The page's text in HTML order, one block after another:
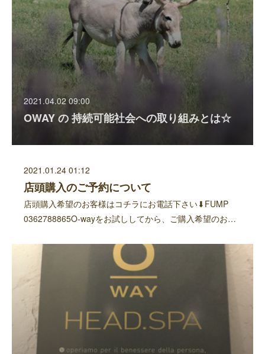
2021.04.02 09:00
OWAY の 持続可能社会への取り組みとは☆
2021.01.24 01:12
店頭購入のご予約について
店頭購入希望のお客様はコチラにお電話下さい⬇︎FUMP
0362788865O-wayをお試ししてから、ご購入希望のお…